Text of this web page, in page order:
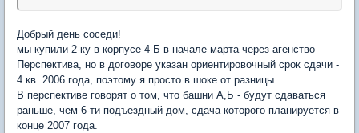
Добрый день соседи!
мы купили 2-ку в корпусе 4-Б в начале марта через агенство
Перспектива, но в договоре указан ориентировочный срок сдачи -
4 кв. 2006 года, поэтому я просто в шоке от разницы.
В перспективе говорят о том, что башни А,Б - будут сдаваться
раньше, чем 6-ти подъездный дом, сдача которого планируется в
конце 2007 года.